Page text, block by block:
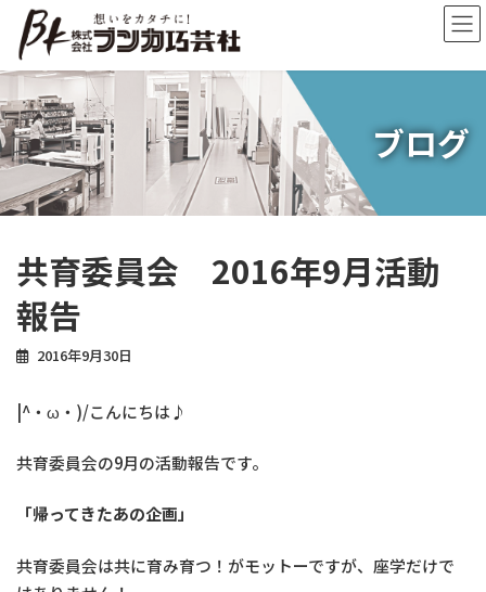
ン
ツ
へ
ス
キ
ッ
プ
ー
シ
ョ
ン
に
移
動
ブログ
共育委員会 2016年9月活動
報告
2016年9月30日
|^・ω・)/こんにちは♪
共育委員会の9月の活動報告です。
「帰ってきたあの企画」
共育委員会は共に育み育つ！がモットーですが、座学だけで